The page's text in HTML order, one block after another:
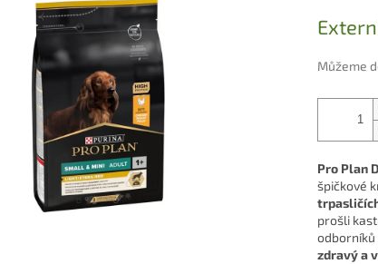
cena:
Můžeme
Pro Plan
špičkové
prošli
odborníků
zdravý a